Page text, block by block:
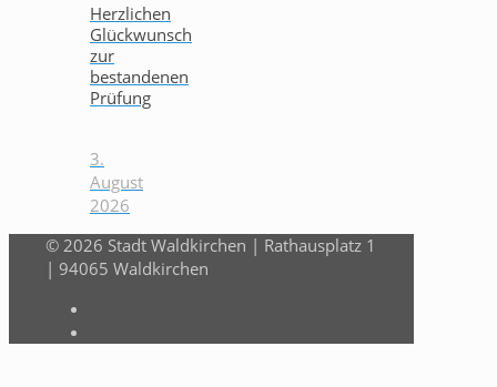
Herzlichen
Glückwunsch
zur
bestandenen
Prüfung
3.
August
2026
© 2026 Stadt Waldkirchen | Rathausplatz 1
| 94065 Waldkirchen